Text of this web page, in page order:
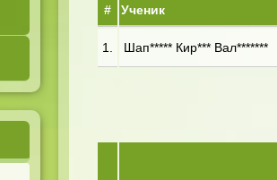
# Ученик
1. Шап***** Кир*** Вал*******